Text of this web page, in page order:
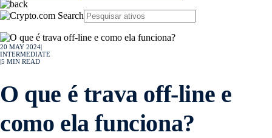
20 MAY 2024
INTERMEDIATE
5 MIN READ
O que é trava off-line e
como ela funciona?